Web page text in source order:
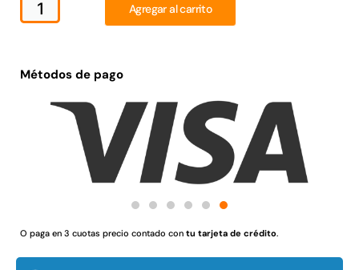
Agregar al carrito
Métodos de pago
O paga en 3 cuotas precio contado con tu tarjeta de crédito.
37%
Juego Modular 03
QplayGround
Agregar al carrito
Pasto sintético ornamental
Importado USA: Crown
4,57*30,48mts
Leer más